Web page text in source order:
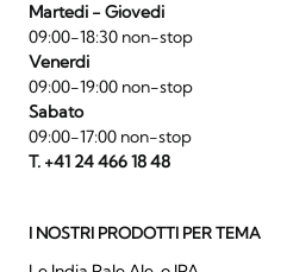
Martedi - Giovedi
09:00-18:30 non-stop
Venerdi
09:00-19:00 non-stop
Sabato
09:00-17:00 non-stop
T. +41 24 466 18 48
I NOSTRI PRODOTTI PER TEMA